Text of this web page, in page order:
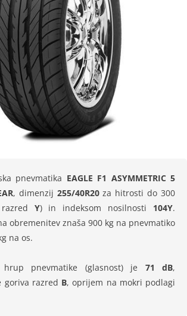
pnevmatika EAGLE F1 ASYMMETRIC 5
, dimenzij 255/40R20za hitrosti do 300
Y) in indeksom nosilnosti 104Y.
obremenitev znaša 900 kg na pnevmatiko
na os.
pnevmatike (glasnost) je 71 dB,
goriva razred B, oprijem na mokri podlagi